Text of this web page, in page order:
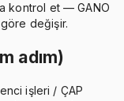
kontrol et — GANO
göre değişir.
adım)
işleri / ÇAP